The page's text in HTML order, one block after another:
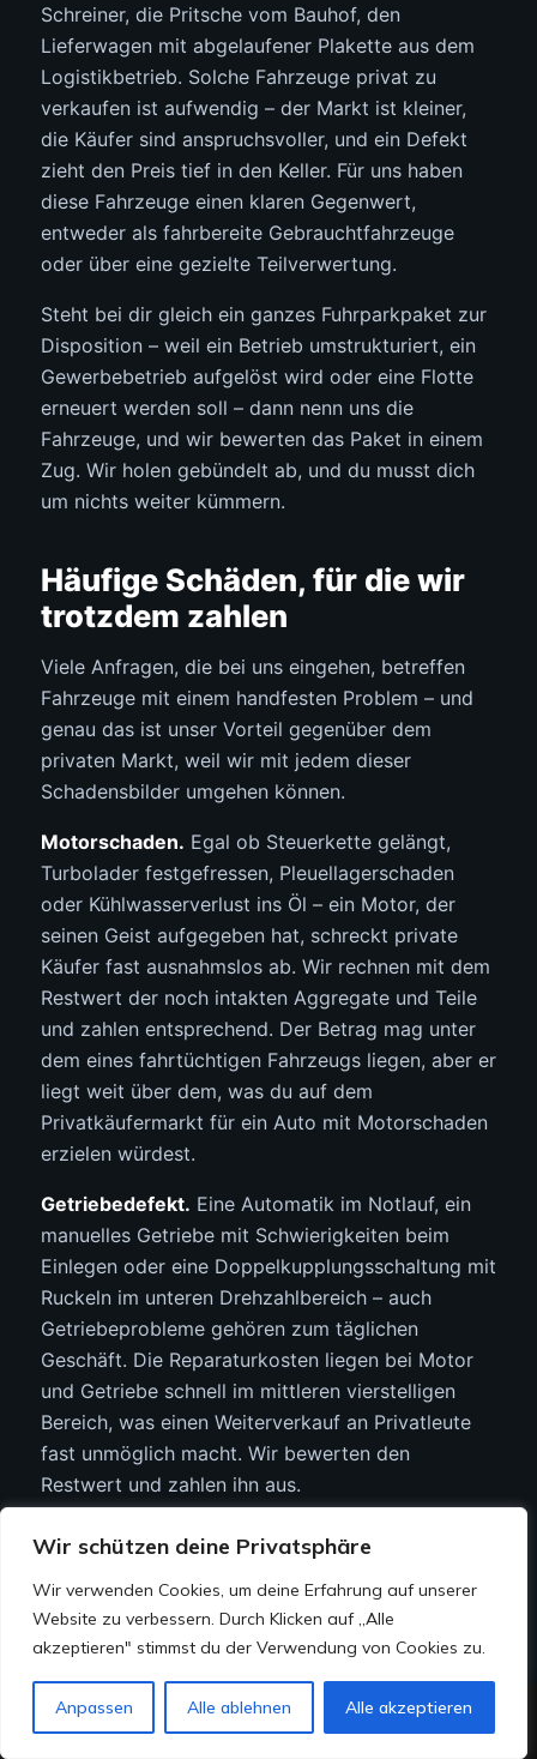
Wir schützen deine Privatsphäre
Wir verwenden Cookies, um deine Erfahrung auf unserer
Website zu verbessern. Durch Klicken auf „Alle
akzeptieren" stimmst du der Verwendung von Cookies zu.
Anpassen Alle ablehnen Alle akzeptieren
Schreiner, die Pritsche vom Bauhof, den
Lieferwagen mit abgelaufener Plakette aus dem
Logistikbetrieb. Solche Fahrzeuge privat zu
verkaufen ist aufwendig – der Markt ist kleiner,
die Käufer sind anspruchsvoller, und ein Defekt
zieht den Preis tief in den Keller. Für uns haben
diese Fahrzeuge einen klaren Gegenwert,
entweder als fahrbereite Gebrauchtfahrzeuge
oder über eine gezielte Teilverwertung.
Steht bei dir gleich ein ganzes Fuhrparkpaket zur
Disposition – weil ein Betrieb umstrukturiert, ein
Gewerbebetrieb aufgelöst wird oder eine Flotte
erneuert werden soll – dann nenn uns die
Fahrzeuge, und wir bewerten das Paket in einem
Zug. Wir holen gebündelt ab, und du musst dich
um nichts weiter kümmern.
Häufige Schäden, für die wir
trotzdem zahlen
Viele Anfragen, die bei uns eingehen, betreffen
Fahrzeuge mit einem handfesten Problem – und
genau das ist unser Vorteil gegenüber dem
privaten Markt, weil wir mit jedem dieser
Schadensbilder umgehen können.
Motorschaden. Egal ob Steuerkette gelängt,
Turbolader festgefressen, Pleuellagerschaden
oder Kühlwasserverlust ins Öl – ein Motor, der
seinen Geist aufgegeben hat, schreckt private
Käufer fast ausnahmslos ab. Wir rechnen mit dem
Restwert der noch intakten Aggregate und Teile
und zahlen entsprechend. Der Betrag mag unter
dem eines fahrtüchtigen Fahrzeugs liegen, aber er
liegt weit über dem, was du auf dem
Privatkäufermarkt für ein Auto mit Motorschaden
erzielen würdest.
Getriebedefekt. Eine Automatik im Notlauf, ein
manuelles Getriebe mit Schwierigkeiten beim
Einlegen oder eine Doppelkupplungsschaltung mit
Ruckeln im unteren Drehzahlbereich – auch
Getriebeprobleme gehören zum täglichen
Geschäft. Die Reparaturkosten liegen bei Motor
und Getriebe schnell im mittleren vierstelligen
Bereich, was einen Weiterverkauf an Privatleute
fast unmöglich macht. Wir bewerten den
Restwert und zahlen ihn aus.
Unfallschäden.
Vom Parkrempler mit verzogener
Stoßstange bis zum schweren Frontschaden – wir
beurteilen die verbliebene Substanz. Ein
fachgerecht reparierter Heckschaden mindert
den Wert deutlich weniger als ein nicht
gemeldeter Rahmenschaden. Beschreib den
Schaden offen, und wir legen ein ehrliches
Jetzt Chatten
Anfrage senden WhatsApp